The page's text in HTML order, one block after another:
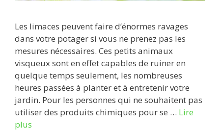
Les limaces peuvent faire d’énormes ravages
dans votre potager si vous ne prenez pas les
mesures nécessaires. Ces petits animaux
visqueux sont en effet capables de ruiner en
quelque temps seulement, les nombreuses
heures passées à planter et à entretenir votre
jardin. Pour les personnes qui ne souhaitent pas
utiliser des produits chimiques pour se … Lire
plus